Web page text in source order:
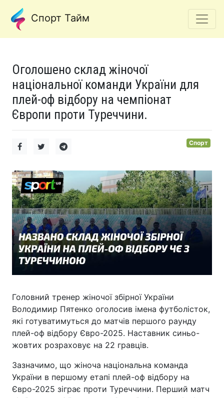
Спорт Тайм
Оголошено склад жіночої
національної команди України для
плей-оф відбору на чемпіонат
Європи проти Туреччини.
Спорт
Головний тренер жіночої збірної України
Володимир Пятенко оголосив імена футболісток,
які готуватимуться до матчів першого раунду
плей-оф відбору Євро-2025. Наставник синьо-
жовтих розраховує на 22 гравців.
Зазначимо, що жіноча національна команда
України в першому етапі плей-оф відбору на
Євро-2025 зіграє проти Туреччини. Перший матч